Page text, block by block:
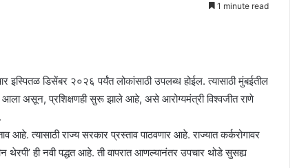
1 minute read
इस्पितळ डिसेंबर २०२६ पर्यंत लोकांसाठी उपलब्ध होईल. त्यासाठी मुंबईतील
आला असून, प्रशिक्षणही सुरू झाले आहे, असे आरोग्यमंत्री विश्‍‍वजीत राणे
त्यासाठी राज्य सरकार प्रस्ताव पाठवणार आहे. राज्यात कर्करोगावर
थेरपी’ ही नवी पद्धत आहे. ती वापरात आणल्यानंतर उपचार थोडे सुसह्य